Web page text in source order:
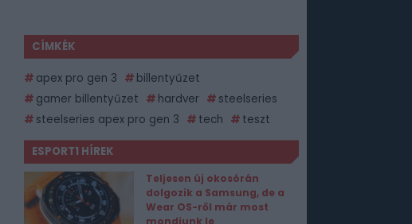
CÍMKÉK
apex pro gen 3
billentyűzet
gamer billentyűzet
hardver
steelseries
steelseries apex pro gen 3
tech teszt
ESPORT1 HÍREK
Teljesen új okosórán
dolgozik a Samsung, de a
Wear OS-ről már most